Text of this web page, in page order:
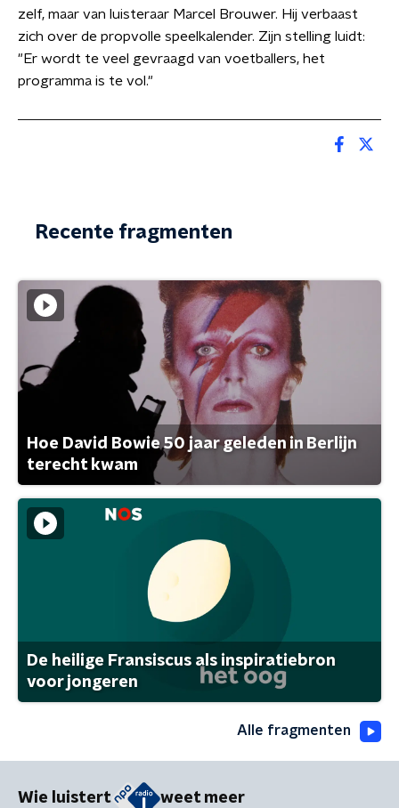
zelf, maar van luisteraar Marcel Brouwer. Hij verbaast
zich over de propvolle speelkalender. Zijn stelling luidt:
"Er wordt te veel gevraagd van voetballers, het
programma is te vol."
Recente fragmenten
Hoe David Bowie 50 jaar geleden in Berlijn
terecht kwam
De heilige Fransiscus als inspiratiebron
voor jongeren
Alle fragmenten
Wie luistert weet meer